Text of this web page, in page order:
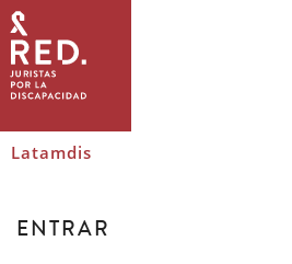
Juristas
por
la
discapacidad
Latamdis
ENTRAR